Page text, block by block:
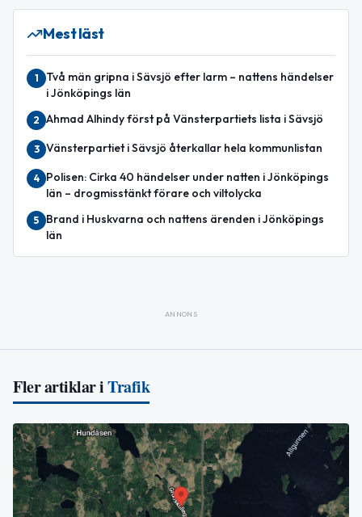
Mest läst
1
Två män gripna i Sävsjö efter larm – nattens händelser
i Jönköpings län
2 Ahmad Alhindy först på Vänsterpartiets lista i Sävsjö
3 Vänsterpartiet i Sävsjö återkallar hela kommunlistan
4
Polisen: Cirka 40 händelser under natten i Jönköpings
län – drogmisstänkt förare och viltolycka
5
Brand i Huskvarna och nattens ärenden i Jönköpings
län
ANNONS
Fler artiklar iTrafik